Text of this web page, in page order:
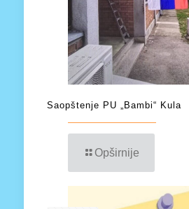
Saopštenje PU „Bambi“ Kula
Opširnije